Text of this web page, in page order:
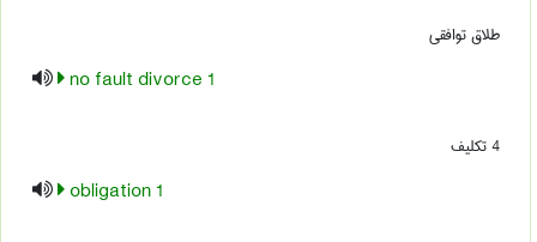
طلاق توافقی
1 no fault divorce
4 تکلیف
1 obligation